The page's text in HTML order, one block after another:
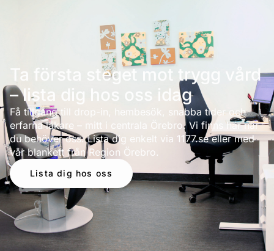
Ta första steget mot trygg vård
– lista dig hos oss idag
Få tillgång till drop-in, hembesök, snabba tider och
erfarna läkare – mitt i centrala Örebro. Vi finns här när
du behöver oss. Lista dig enkelt via 1177.se eller med
vår blankett från Region Örebro.
Lista dig hos oss